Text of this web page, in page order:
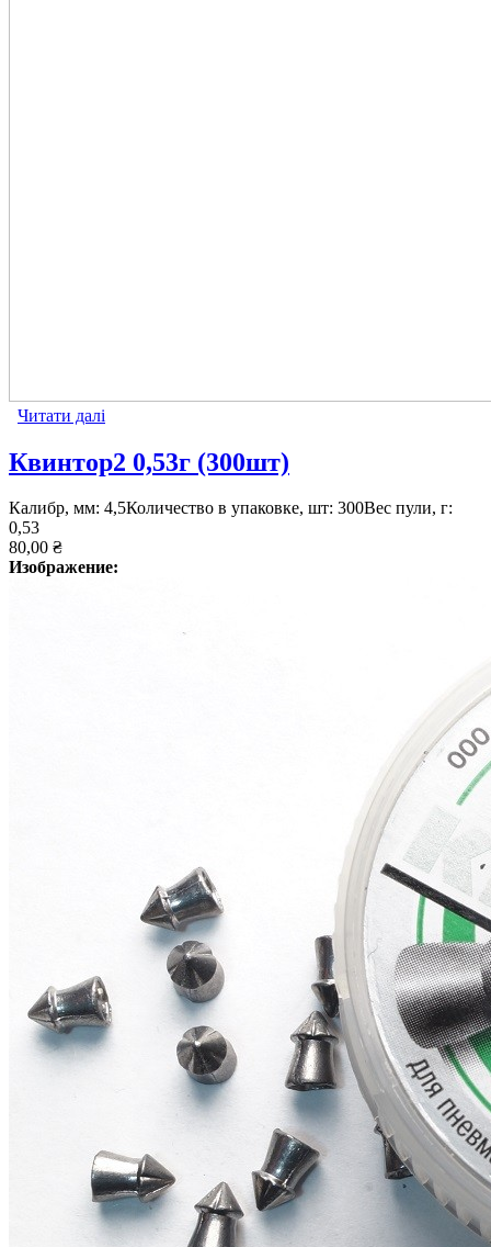
Читати далі
Квинтор2 0,53г (300шт)
Калибр, мм: 4,5Количество в упаковке, шт: 300Вес пули, г:
0,53
80,00 ₴
Изображение: